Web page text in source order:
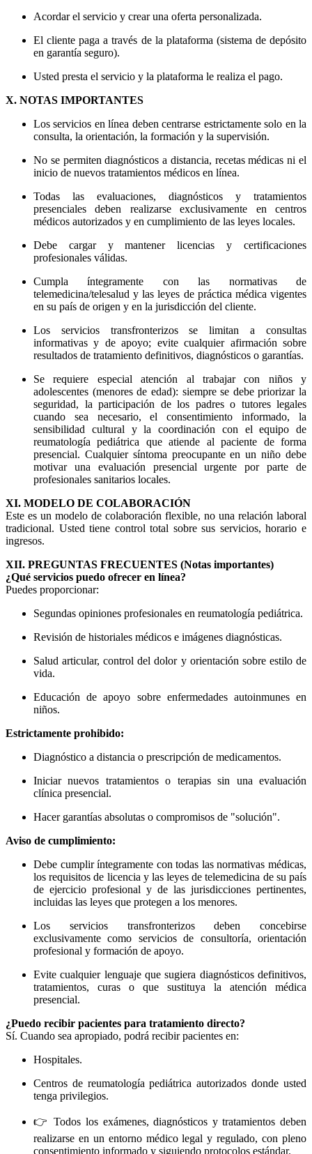
Acordar el servicio y crear una oferta personalizada.
El cliente paga a través de la plataforma (sistema de depósito
en garantía seguro).
Usted presta el servicio y la plataforma le realiza el pago.
X. NOTAS IMPORTANTES
Los servicios en línea deben centrarse estrictamente solo en la
consulta, la orientación, la formación y la supervisión.
No se permiten diagnósticos a distancia, recetas médicas ni el
inicio de nuevos tratamientos médicos en línea.
Todas las evaluaciones, diagnósticos y tratamientos
presenciales deben realizarse exclusivamente en centros
médicos autorizados y en cumplimiento de las leyes locales.
Debe cargar y mantener licencias y certificaciones
profesionales válidas.
Cumpla íntegramente con las normativas de
telemedicina/telesalud y las leyes de práctica médica vigentes
en su país de origen y en la jurisdicción del cliente.
Los servicios transfronterizos se limitan a consultas
informativas y de apoyo; evite cualquier afirmación sobre
resultados de tratamiento definitivos, diagnósticos o garantías.
Se requiere especial atención al trabajar con niños y
adolescentes (menores de edad): siempre se debe priorizar la
seguridad, la participación de los padres o tutores legales
cuando sea necesario, el consentimiento informado, la
sensibilidad cultural y la coordinación con el equipo de
reumatología pediátrica que atiende al paciente de forma
presencial. Cualquier síntoma preocupante en un niño debe
motivar una evaluación presencial urgente por parte de
profesionales sanitarios locales.
XI. MODELO DE COLABORACIÓN
Este es un modelo de colaboración flexible, no una relación laboral
tradicional. Usted tiene control total sobre sus servicios, horario e
ingresos.
XII. PREGUNTAS FRECUENTES (Notas importantes)
¿Qué servicios puedo ofrecer en línea?
Puedes proporcionar:
Segundas opiniones profesionales en reumatología pediátrica.
Revisión de historiales médicos e imágenes diagnósticas.
Salud articular, control del dolor y orientación sobre estilo de
vida.
Educación de apoyo sobre enfermedades autoinmunes en
niños.
Estrictamente prohibido:
Diagnóstico a distancia o prescripción de medicamentos.
Iniciar nuevos tratamientos o terapias sin una evaluación
clínica presencial.
Hacer garantías absolutas o compromisos de "solución".
Aviso de cumplimiento:
Debe cumplir íntegramente con todas las normativas médicas,
los requisitos de licencia y las leyes de telemedicina de su país
de ejercicio profesional y de las jurisdicciones pertinentes,
incluidas las leyes que protegen a los menores.
Los servicios transfronterizos deben concebirse
exclusivamente como servicios de consultoría, orientación
profesional y formación de apoyo.
Evite cualquier lenguaje que sugiera diagnósticos definitivos,
tratamientos, curas o que sustituya la atención médica
presencial.
¿Puedo recibir pacientes para tratamiento directo?
Sí. Cuando sea apropiado, podrá recibir pacientes en:
Hospitales.
Centros de reumatología pediátrica autorizados donde usted
tenga privilegios.
👉 Todos los exámenes, diagnósticos y tratamientos deben
realizarse en un entorno médico legal y regulado, con pleno
consentimiento informado y siguiendo protocolos estándar.